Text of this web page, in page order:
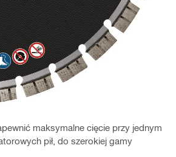
maksymalne cięcie przy jednym
pił, do szerokiej gamy